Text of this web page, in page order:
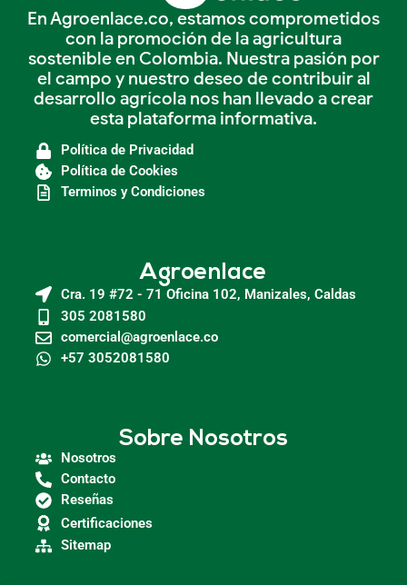
En Agroenlace.co, estamos comprometidos
con la promoción de la agricultura
sostenible en Colombia. Nuestra pasión por
el campo y nuestro deseo de contribuir al
desarrollo agrícola nos han llevado a crear
esta plataforma informativa.
Política de Privacidad
Política de Cookies
Terminos y Condiciones
Agroenlace
Cra. 19 #72 - 71 Oficina 102, Manizales, Caldas
305 2081580
comercial@agroenlace.co
+57 3052081580
Sobre Nosotros
Nosotros
Contacto
Reseñas
Certificaciones
Sitemap